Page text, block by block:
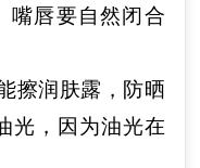
嘴唇要自然闭合
擦润肤露，防晒
光，因为油光在